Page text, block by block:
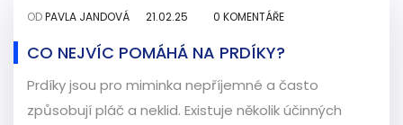
ODPAVLA JANDOVÁ 21.02.25 0 KOMENTÁŘE
CO NEJVÍC POMÁHÁ NA PRDÍKY?
Prdíky jsou pro miminka nepříjemné a často
způsobují pláč a neklid. Existuje několik účinných